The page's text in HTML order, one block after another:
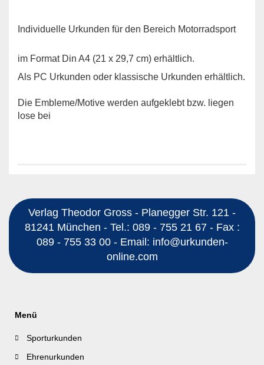
Individuelle Urkunden für den Bereich Motorradsport
im Format Din A4 (21 x 29,7 cm) erhältlich.
Als PC Urkunden oder klassische Urkunden erhältlich.
Die Embleme/Motive werden aufgeklebt bzw. liegen
lose bei
Verlag Theodor Gross - Planegger Str. 121 -
81241 München - Tel.: 089 - 755 21 67 - Fax :
089 - 755 33 00 - Email: info@urkunden-
online.com
Menü
Sporturkunden
Ehrenurkunden